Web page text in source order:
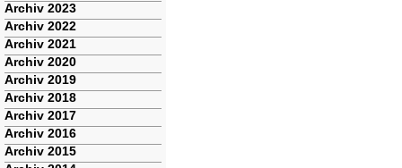
Archiv 2023
Archiv 2022
Archiv 2021
Archiv 2020
Archiv 2019
Archiv 2018
Archiv 2017
Archiv 2016
Archiv 2015